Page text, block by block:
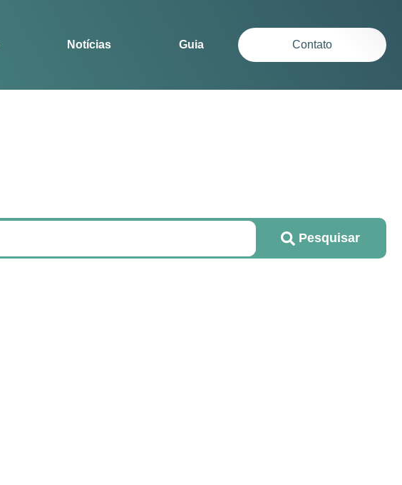
Notícias Guia Contato
Pesquisar